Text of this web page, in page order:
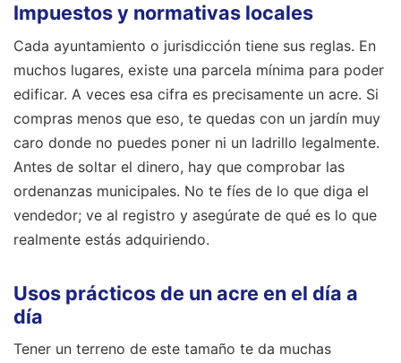
Impuestos y normativas locales
Cada ayuntamiento o jurisdicción tiene sus reglas. En
muchos lugares, existe una parcela mínima para poder
edificar. A veces esa cifra es precisamente un acre. Si
compras menos que eso, te quedas con un jardín muy
caro donde no puedes poner ni un ladrillo legalmente.
Antes de soltar el dinero, hay que comprobar las
ordenanzas municipales. No te fíes de lo que diga el
vendedor; ve al registro y asegúrate de qué es lo que
realmente estás adquiriendo.
Usos prácticos de un acre en el día a
día
Tener un terreno de este tamaño te da muchas